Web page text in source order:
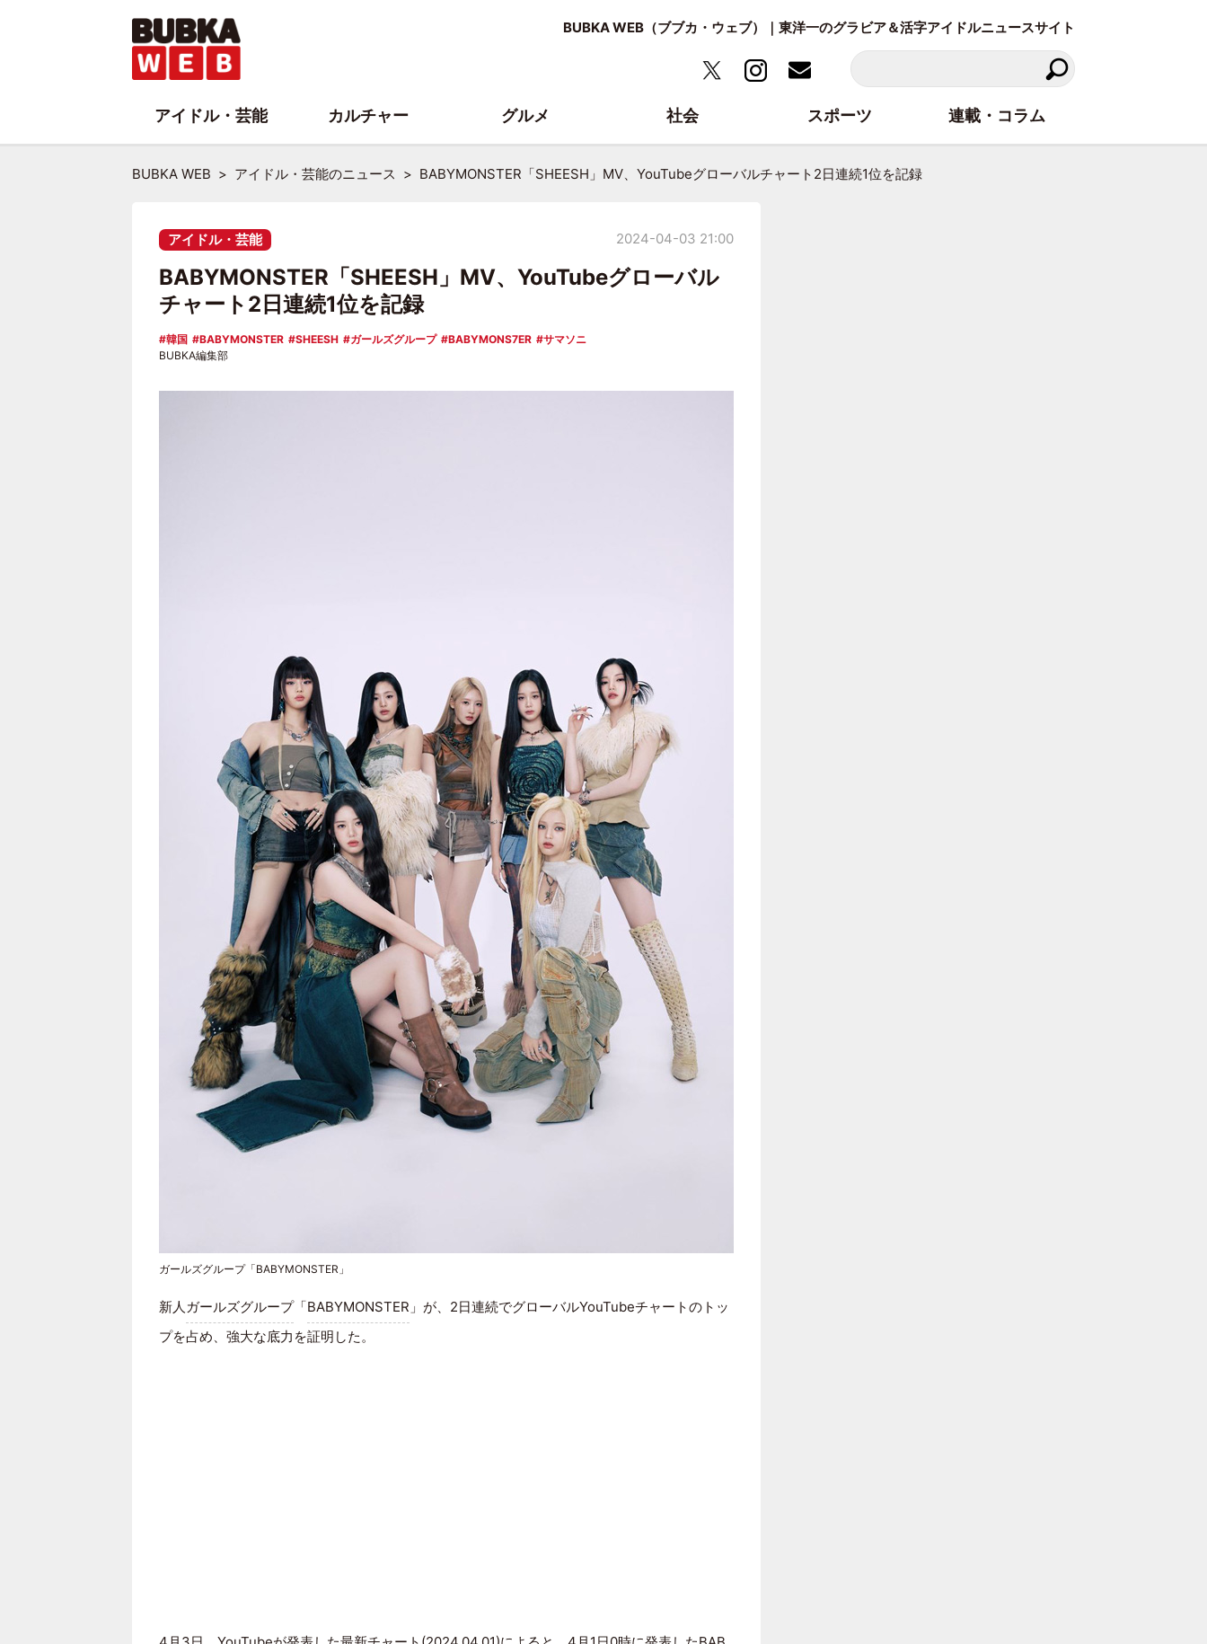
BUBKA WEB（ブブカ・ウェブ）｜東洋一のグラビア＆活字アイドルニュースサイト
BUBKA WEB アイドル・芸能のニュース BABYMONSTER「SHEESH」MV、YouTubeグローバルチャート2日連続1位を記録
アイドル・芸能 2024-04-03 21:00
BABYMONSTER「SHEESH」MV、YouTubeグローバル
チャート2日連続1位を記録
韓国 BABYMONSTER SHEESH ガールズグループ BABYMONS7ER
サマソニ
BUBKA編集部
ガールズグループ「BABYMONSTER」
新人 ガールズグループ「BABYMONSTER 」が、2日連続でグローバルYouTubeチャートのトッ
プを占め、強大な底力を証明した。
アイドル・芸能 カルチャー グルメ 社会 スポーツ 連載・コラム